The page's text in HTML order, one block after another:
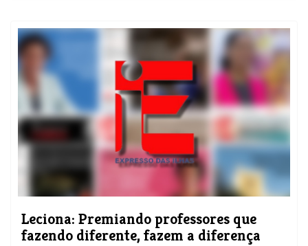
Leciona: Premiando professores que
fazendo diferente, fazem a diferença